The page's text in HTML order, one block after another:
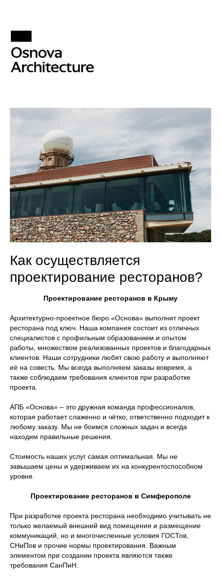
Как осуществляется
проектирование ресторанов?
Проектирование ресторанов в Крыму
Архитектурно-проектное бюро «Основа» выполнит проект
ресторана под ключ. Наша компания состоит из отличных
специалистов с профильным образованием и опытом
работы, множеством реализованных проектов и благодарных
клиентов. Наши сотрудники любят свою работу и выполняют
её на совесть. Мы всегда выполняем заказы вовремя, а
также соблюдаем требования клиентов при разработке
проекта.
АПБ «Основа» – это дружная команда профессионалов,
которая работает слаженно и чётко, ответственно подходит к
любому заказу. Мы не боимся сложных задач и всегда
находим правильные решения.
Стоимость наших услуг самая оптимальная. Мы не
завышаем цены и удерживаем их на конкурентоспособном
уровне.
Проектирование ресторанов в Симферополе
При разработке проекта ресторана необходимо учитывать не
только желаемый внешний вид помещения и размещение
коммуникаций, но и многочисленные условия ГОСТов,
СНиПов и прочие нормы проектирования. Важным
элементом при создании проекта являются также
требования СанПиН.